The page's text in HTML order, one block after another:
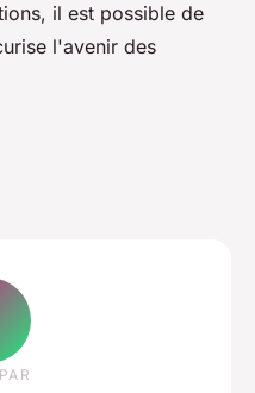
il est possible de
l'avenir des